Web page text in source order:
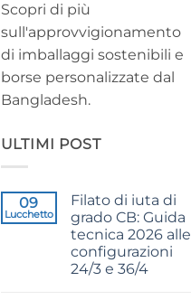
Scopri di più
sull'approvvigionamento
di imballaggi sostenibili e
borse personalizzate dal
Bangladesh.
ULTIMI POST
09
Lucchetto
Filato di iuta di
grado CB: Guida
tecnica 2026 alle
configurazioni
24/3 e 36/4